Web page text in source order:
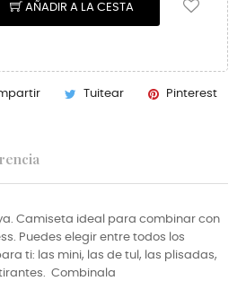
AÑADIR A LA CESTA
Tuitear Pinterest
Camiseta ideal para combinar con
Puedes elegir entre todos los
ti: las mini, las de tul, las plisadas,
Combinala